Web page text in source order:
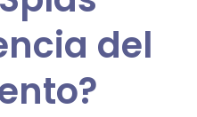
del